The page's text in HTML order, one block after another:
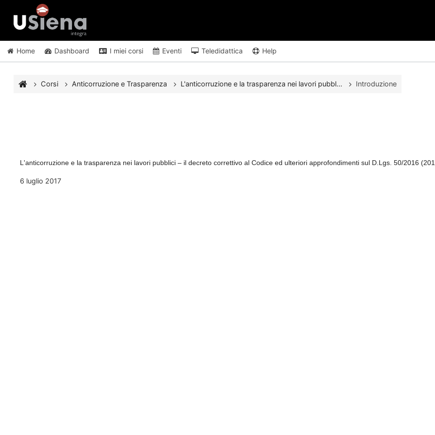
Vai al contenuto principale
Home Dashboard I miei corsi Eventi Teledidattica Help
Corsi Anticorruzione e Trasparenza L'anticorruzione e la trasparenza nei lavori pubbl... Introduzione
L'anticorruzione e la trasparenza nei lavori pubblici – il decreto correttivo al Codice ed ulteriori approfondimenti sul D.Lgs. 50/2016
6 luglio 2017